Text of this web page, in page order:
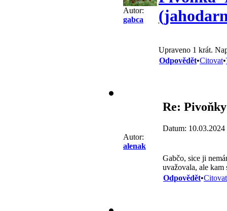
Autor:
gabca
Upraveno 1 krát.
Odpovědět•Citovat•
Autor:
alenak
Re: Pivoňky
Datum: 10.03.2024
Gabčo, sice ji
uvažovala, ale kam
Odpovědět•Citovat